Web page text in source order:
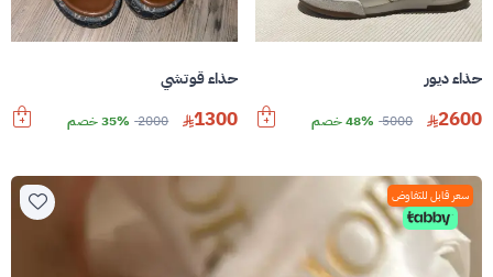
حذاء ديور
2600
5000 48% خصم
حذاء قوتشي
1300
2000 35% خصم
سعر قابل للتفاوض